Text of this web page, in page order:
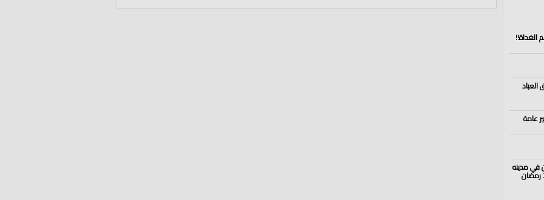
الغداة!!
عامة
في مدينه
أريحا خلال تحري هلال شوال الثلاثاء 29 رمضان